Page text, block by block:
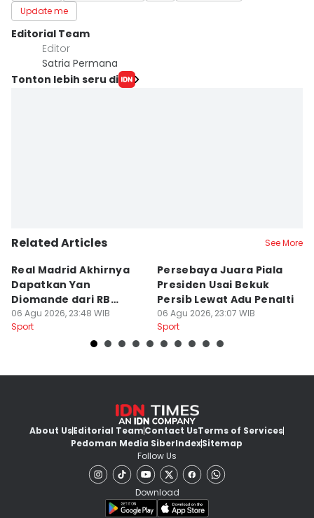
Update me
Editorial Team
Editor
Satria Permana
Tonton lebih seru di
Related Articles See More
Real Madrid Akhirnya
Dapatkan Yan
Diomande dari RB
Leipzig
06 Agu 2026, 23:48 WIB
Sport
Persebaya Juara Piala
Presiden Usai Bekuk
Persib Lewat Adu Penalti
06 Agu 2026, 23:07 WIB
Sport
About UsEditorial TeamContact UsTerms of Services
Pedoman Media SiberIndexSitemap
Follow Us
Download